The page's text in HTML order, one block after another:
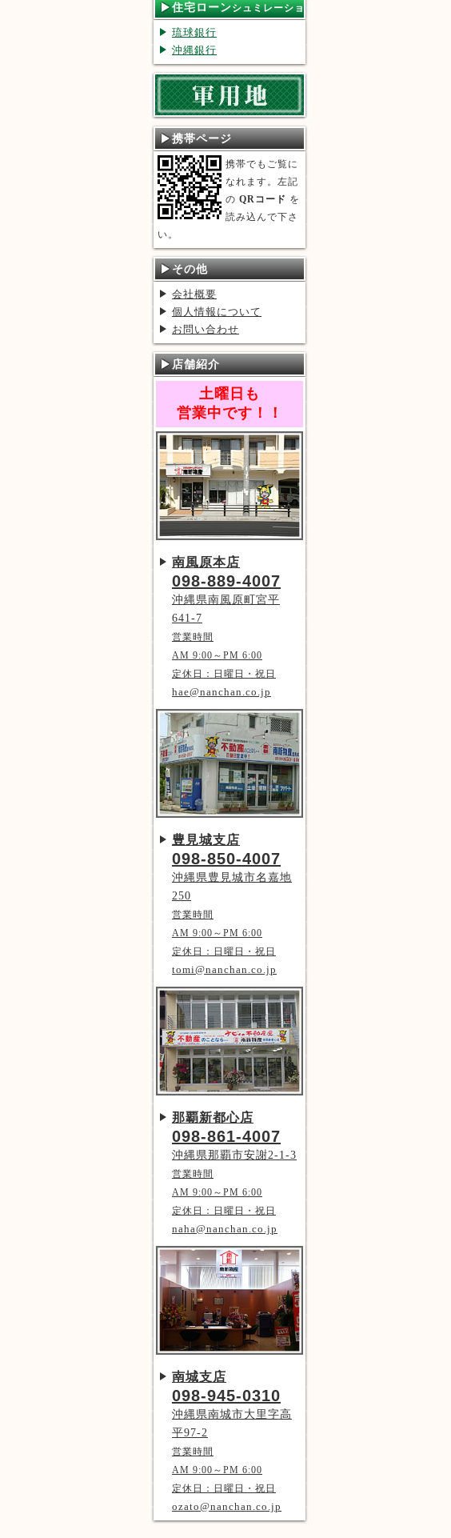
住宅ローンシュミレーショ
ン
琉球銀行
沖縄銀行
携帯ページ
携帯でもご覧に
なれます。左記
の QRコード を
読み込んで下さ
い。
その他
会社概要
個人情報について
お問い合わせ
店舗紹介
土曜日も
営業中です！！
南風原本店
098-889-4007
沖縄県南風原町宮平
641-7
営業時間
AM 9:00～PM 6:00
定休日：日曜日・祝日
hae@nanchan.co.jp
豊見城支店
098-850-4007
沖縄県豊見城市名嘉地
250
営業時間
AM 9:00～PM 6:00
定休日：日曜日・祝日
tomi@nanchan.co.jp
那覇新都心店
098-861-4007
沖縄県那覇市安謝2-1-3
営業時間
AM 9:00～PM 6:00
定休日：日曜日・祝日
naha@nanchan.co.jp
南城支店
098-945-0310
沖縄県南城市大里字高
平97-2
営業時間
AM 9:00～PM 6:00
定休日：日曜日・祝日
ozato@nanchan.co.jp